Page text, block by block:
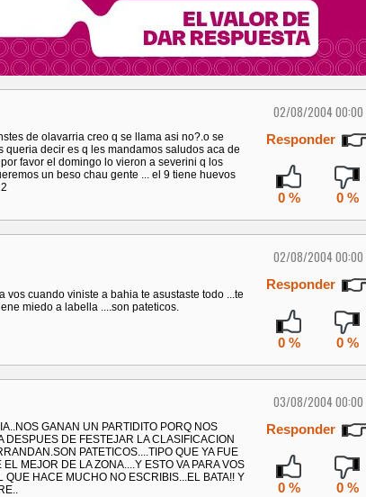
02/08/2004 00:00
de olavarria creo q se llama asi no?.o se
queria decir es q les mandamos saludos aca de
favor el domingo lo vieron a severini q los
un beso chau gente ... el 9 tiene huevos
Responder
0 % 0 %
02/08/2004 00:00
vos cuando viniste a bahia te asustaste todo ...te
miedo a labella ....son pateticos.
Responder
0 % 0 %
03/08/2004 00:00
GANAN UN PARTIDITO PORQ NOS
DESPUES DE FESTEJAR LA CLASIFICACION
PATETICOS....TIPO QUE YA FUE
MEJOR DE LA ZONA....Y ESTO VA PARA VOS
QUE HACE MUCHO NO ESCRIBIS...EL BATA!! Y
Responder
0 % 0 %